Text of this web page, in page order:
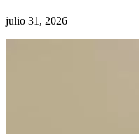
julio 31, 2026